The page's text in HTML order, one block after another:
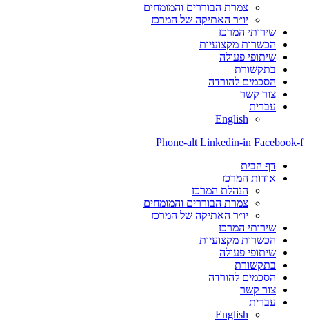
צמרת הבוררים והמומחים
יו״ר האתיקה של המרכז
שירותי המרכז
הכשרות מקצועיות
שיתופי פעולה
בתקשורת
הסכמים להורדה
צור קשר
עברית
English
Phone-alt Linkedin-in Facebook-f
דף הבית
אודות המרכז
הנהלת המרכז
צמרת הבוררים והמומחים
יו״ר האתיקה של המרכז
שירותי המרכז
הכשרות מקצועיות
שיתופי פעולה
בתקשורת
הסכמים להורדה
צור קשר
עברית
English